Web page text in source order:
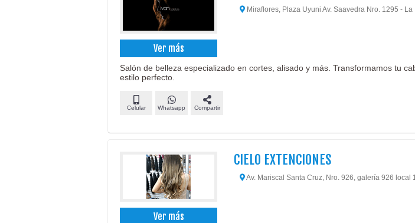
Ver más
Miraflores, Plaza Uyuni Av. Saavedra Nro. 1295 - La
Salón de belleza especializado en cortes, alisado y más. Transformamos tu
estilo perfecto.
Celular Whatsapp Compartir
Ver más
CIELO EXTENCIONES
Av. Mariscal Santa Cruz, Nro. 926, galería 926 local